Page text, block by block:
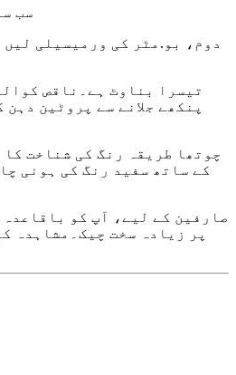
سب
دوم، بو.مٹر کی ورمیسیلی
تیسرا بناوٹ ہے۔ناقص
پنکھے جلانے سے پروٹین
چوتھا طریقہ رنگ کی شناخت
کے ساتھ سفید رنگ کی ہونی
صارفین کے لیے، آپ کو
پر زیادہ سخت چیک۔مشاہدہ